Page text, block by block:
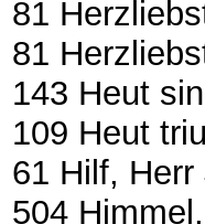
81
81
143 Heut
109 Heut
61 Hilf,
504